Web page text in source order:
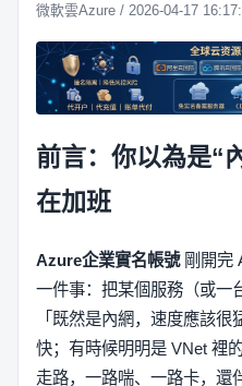
微軟雲Azure / 2026-04-17
前言：你以為是“
在加班
Azure企業實名帳號剛開完
一件事：把某個服務（或一
「既然是內網，速度應該
快；有時候明明是 VNet 裡
走路，一路喘、一路卡，還